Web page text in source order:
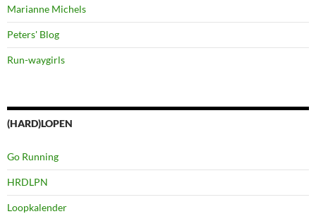
Marianne Michels
Peters' Blog
Run-waygirls
(HARD)LOPEN
Go Running
HRDLPN
Loopkalender